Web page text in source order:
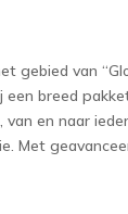
gebied van
breed
van en naar
Met